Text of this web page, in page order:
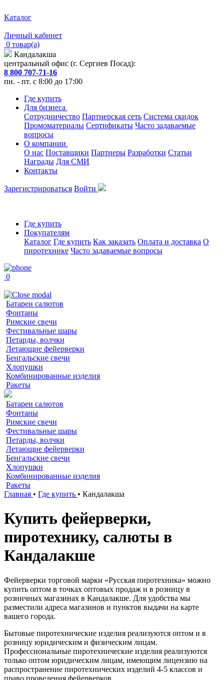
Каталог
Личный кабинет
0 товар(а)
Кандалакша
центральный офис (г. Сергиев Посад):
8 800 707-71-16
пн. - пт. с 8:00 до 17:00
Где купить
Для бизнеса
Сотрудничество Партнерская сеть Система скидок
Промоматериалы Сертификаты Часто задаваемые
вопросы
О компании
О нас Поставщики Партнеры Разработки Статьи
Награды Для СМИ
Контакты
Зарегистрироваться Войти
Где купить
Покупателям
Каталог Где купить Как заказать Оплата и доставка О
пиротехнике Часто задаваемые вопросы
0
Батареи салютов
Фонтаны
Римские свечи
Фестивальные шары
Петарды, волчки
Летающие фейерверки
Бенгальские свечи
Хлопушки
Комбинированные изделия
Ракеты
Батареи салютов
Фонтаны
Римские свечи
Фестивальные шары
Петарды, волчки
Летающие фейерверки
Бенгальские свечи
Хлопушки
Комбинированные изделия
Ракеты
Главная • Где купить • Кандалакша
Купить фейерверки,
пиротехнику, салюты в
Кандалакше
Фейерверки торговой марки «Русская пиротехника» можно
купить оптом в точках оптовых продаж и в розницу в
розничных магазинах в Кандалакше. Для удобства мы
разместили адреса магазинов и пунктов выдачи на карте
вашего города.
Бытовые пиротехнические изделия реализуются оптом и в
розницу юридическим и физическим лицам.
Профессиональные пиротехнические изделия реализуются
только оптом юридическим лицам, имеющим лицензию на
распространение пиротехнических изделий 4-5 классов и
право проведения фейерверков.